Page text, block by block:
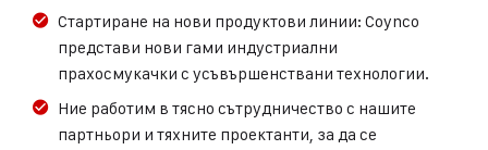
Стартиране на нови продуктови линии: Coynco
представи нови гами индустриални
прахосмукачки с усъвършенствани технологии.
Ние работим в тясно сътрудничество с нашите
партньори и тяхните проектанти, за да се